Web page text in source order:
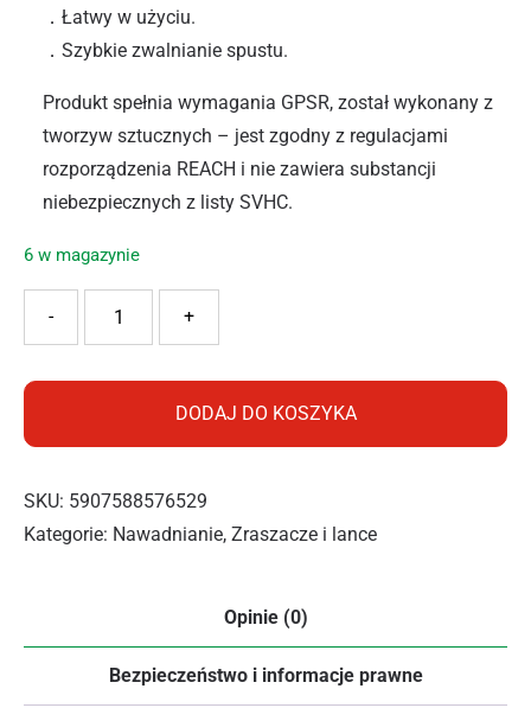
．Łatwy w użyciu.
．Szybkie zwalnianie spustu.
Produkt spełnia wymagania GPSR, został wykonany z
tworzyw sztucznych – jest zgodny z regulacjami
rozporządzenia REACH i nie zawiera substancji
niebezpiecznych z listy SVHC.
6 w magazynie
+
-
DODAJ DO KOSZYKA
SKU: 5907588576529
Kategorie: Nawadnianie, Zraszacze i lance
Opinie (0)
Bezpieczeństwo i informacje prawne